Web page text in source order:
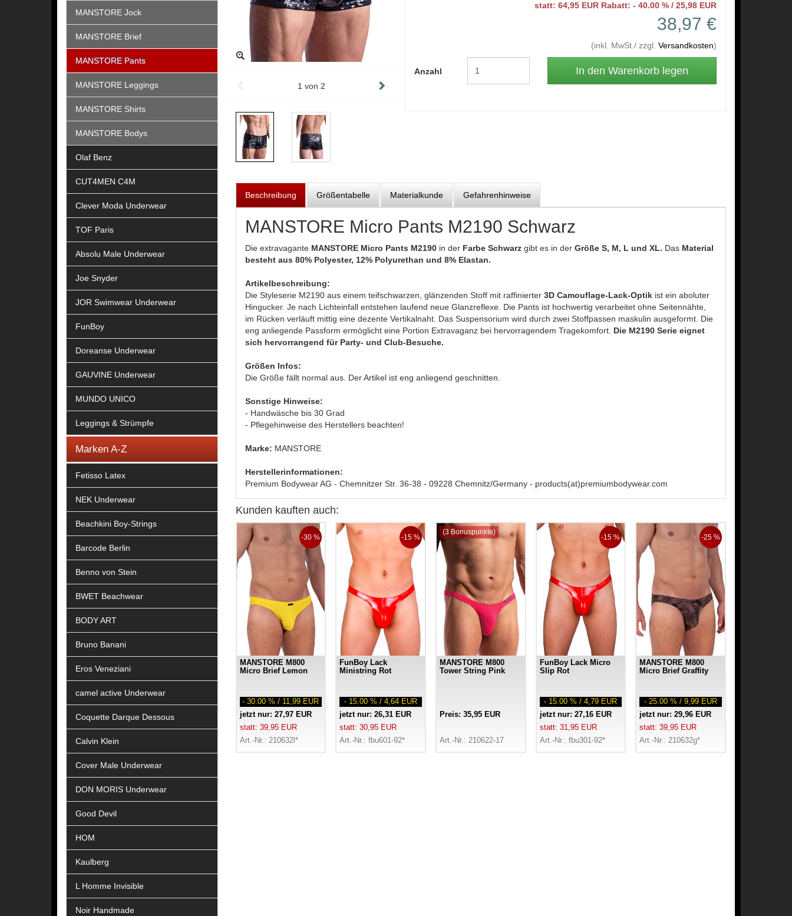
MANSTORE Jock
MANSTORE Brief
MANSTORE Pants
MANSTORE Leggings
MANSTORE Shirts
MANSTORE Bodys
Olaf Benz
CUT4MEN C4M
Clever Moda Underwear
TOF Paris
Absolu Male Underwear
Joe Snyder
JOR Swimwear Underwear
FunBoy
Doreanse Underwear
GAUVINE Underwear
MUNDO UNICO
Leggings & Strümpfe
Marken A-Z
Fetisso Latex
NEK Underwear
Beachkini Boy-Strings
Barcode Berlin
Benno von Stein
BWET Beachwear
BODY ART
Bruno Banani
Eros Veneziani
camel active Underwear
Coquette Darque Dessous
Calvin Klein
Cover Male Underwear
DON MORIS Underwear
Good Devil
HOM
Kaulberg
L Homme Invisible
Noir Handmade
1 von 2
statt: 64,95 EUR Rabatt: - 40.00 % / 25,98 EUR
38,97 €
(inkl. MwSt./ zzgl. Versandkosten)
Anzahl
Beschreibung Größentabelle Materialkunde Gefahrenhinweise
MANSTORE Micro Pants M2190 Schwarz
Die extravagante MANSTORE Micro Pants M2190in der Farbe Schwarz gibt es in der Größe S, M, L und XL. Das Material
besteht aus 80% Polyester, 12% Polyurethan und 8% Elastan.
Artikelbeschreibung:
Die Styleserie M2190 aus einem teifschwarzen, glänzenden Stoff mit raffinierter 3D Camouflage-Lack-Optikist ein aboluter
Hingucker. Je nach Lichteinfall entstehen laufend neue Glanzreflexe. Die Pants ist hochwertig verarbeitet ohne Seitennähte,
im Rücken verläuft mittig eine dezente Vertikalnaht. Das Suspensorium wird durch zwei Stoffpassen maskulin ausgeformt. Die
eng anliegende Passform ermöglicht eine Portion Extravaganz bei hervorragendem Tragekomfort. Die M2190 Serie eignet
sich hervorrangend für Party- und Club-Besuche.
Größen Infos:
Die Größe fällt normal aus. Der Artikel ist eng anliegend geschnitten.
Sonstige Hinweise:
- Handwäsche bis 30 Grad
- Pflegehinweise des Herstellers beachten!
Marke: MANSTORE
Herstellerinformationen:
Premium Bodywear AG - Chemnitzer Str. 36-38 - 09228 Chemnitz/Germany - products(at)premiumbodywear.com
Kunden kauften auch:
-30 %
MANSTORE M800
Micro Brief Lemon
- 30.00 % / 11,99 EUR
jetzt nur: 27,97 EUR
statt: 39,95 EUR
Art.-Nr.: 210632l*
-15 %
FunBoy Lack
Ministring Rot
- 15.00 % / 4,64 EUR
jetzt nur: 26,31 EUR
statt: 30,95 EUR
Art.-Nr.: fbu601-92*
(3 Bonuspunkte)
MANSTORE M800
Tower String Pink
Preis: 35,95 EUR
Art.-Nr.: 210622-17
-15 %
FunBoy Lack Micro
Slip Rot
- 15.00 % / 4,79 EUR
jetzt nur: 27,16 EUR
statt: 31,95 EUR
Art.-Nr.: fbu301-92*
-25 %
MANSTORE M800
Micro Brief Graffity
- 25.00 % / 9,99 EUR
jetzt nur: 29,96 EUR
statt: 39,95 EUR
Art.-Nr.: 210632g*